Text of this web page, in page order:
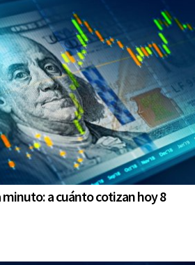
a cuánto cotizan hoy 8